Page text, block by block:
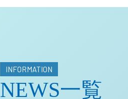
INFORMATION
NEWS一覧